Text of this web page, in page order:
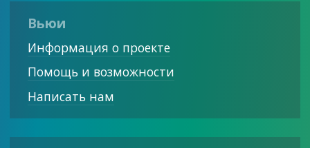
Вьюи
Информация о проекте
Помощь и возможности
Написать нам